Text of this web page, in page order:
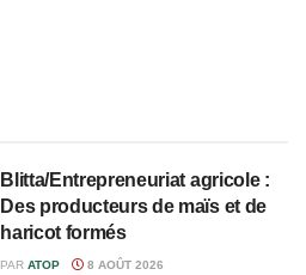
Blitta/Entrepreneuriat agricole :
Des producteurs de maïs et de
haricot formés
PAR ATOP 8 AOÛT 2026